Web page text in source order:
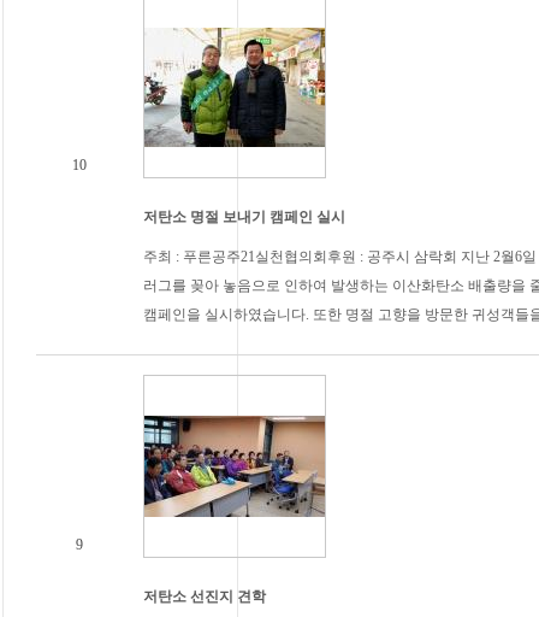
10
저탄소 명절 보내기 캠페인 실시
주최 : 푸른공주21실천협의회후원 : 공주시 삼락회 지난 2월6
러그를 꽂아 놓음으로 인하여 발생하는 이산화탄소 배출량을
캠페인을 실시하였습니다. 또한 명절 고향을 방문한 귀성객
9
저탄소 선진지 견학